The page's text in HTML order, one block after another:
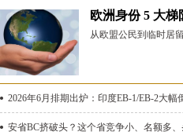
欧洲身份 5 大梯
从欧盟公民到临时居
2026年6月排期出炉：印度EB-1/EB-2大幅
安省BC挤破头？这个省竞争小、名额多